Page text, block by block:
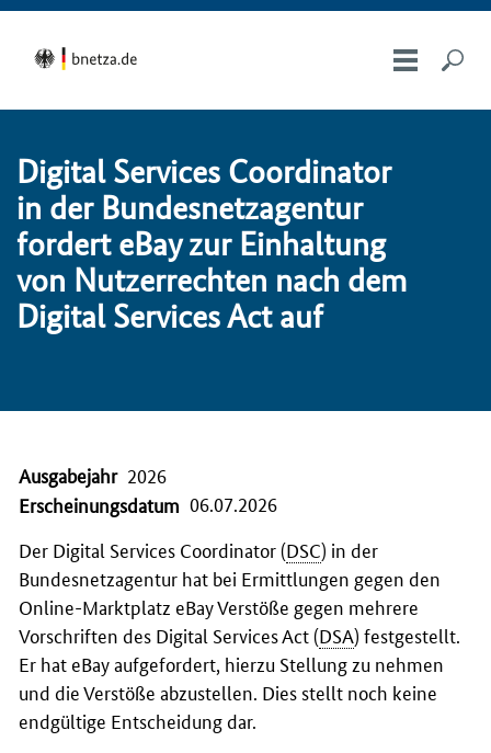
Di­gi­tal Ser­vices Coor­di­na­tor
in der Bundesnetzagentur
for­dert eBay zur Ein­hal­tung
von Nut­zer­rech­ten nach dem
Di­gi­tal Ser­vices Act auf
Ausgabejahr 2026
Erscheinungsdatum 06.07.2026
Der Digital Services Coordinator(DSC) in der
Bundesnetzagentur hat bei Ermittlungen gegen den
Online-Marktplatz eBayVerstöße gegen mehrere
Vorschriften des Digital Services Act(DSA) festgestellt.
Er hat eBayaufgefordert, hierzu Stellung zu nehmen
und die Verstöße abzustellen. Dies stellt noch keine
endgültige Entscheidung dar.